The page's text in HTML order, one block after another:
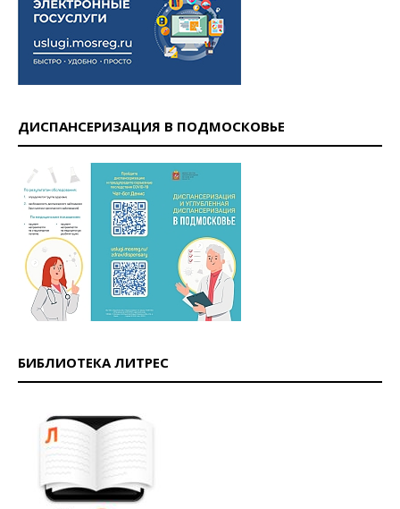
ДИСПАНСЕРИЗАЦИЯ В ПОДМОСКОВЬЕ
БИБЛИОТЕКА ЛИТРЕС